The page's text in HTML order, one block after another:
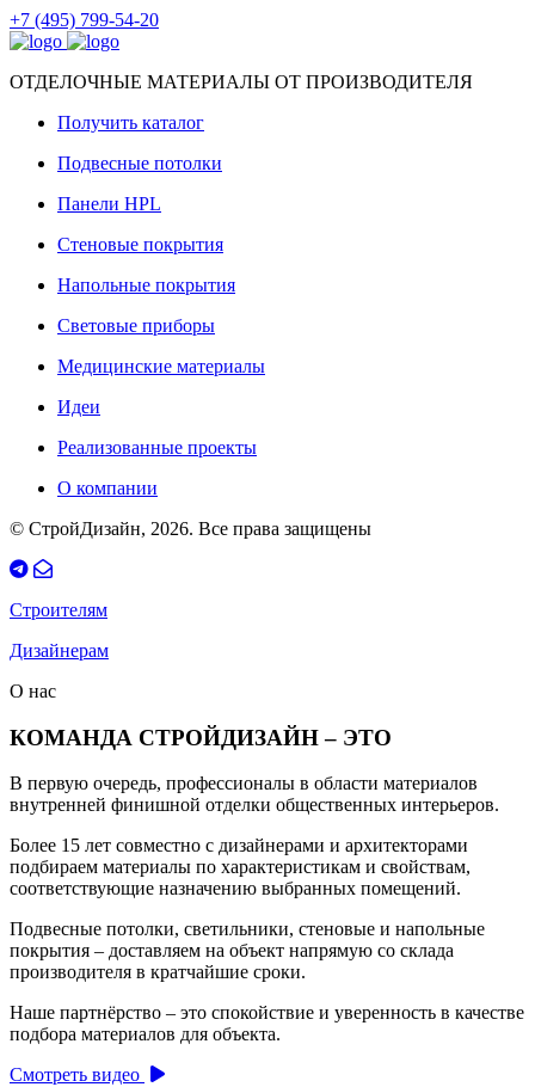
+7 (495) 799-54-20
ОТДЕЛОЧНЫЕ МАТЕРИАЛЫ ОТ ПРОИЗВОДИТЕЛЯ
Получить каталог
Подвесные потолки
Панели HPL
Стеновые покрытия
Напольные покрытия
Световые приборы
Медицинские материалы
Идеи
Реализованные проекты
О компании
© СтройДизайн, 2026. Все права защищены
Строителям
Дизайнерам
О нас
КОМАНДА СТРОЙДИЗАЙН – ЭТО
В первую очередь, профессионалы в области материалов
внутренней финишной отделки общественных интерьеров.
Более 15 лет совместно с дизайнерами и архитекторами
подбираем материалы по характеристикам и свойствам,
соответствующие назначению выбранных помещений.
Подвесные потолки, светильники, стеновые и напольные
покрытия – доставляем на объект напрямую со склада
производителя в кратчайшие сроки.
Наше партнёрство – это спокойствие и уверенность в качестве
подбора материалов для объекта.
Смотреть видео